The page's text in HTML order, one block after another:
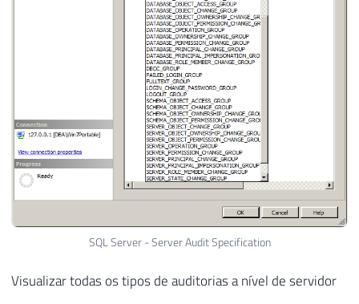
SQL Server - Server Audit Specification
Visualizar todas os tipos de auditorias a nível de servidor